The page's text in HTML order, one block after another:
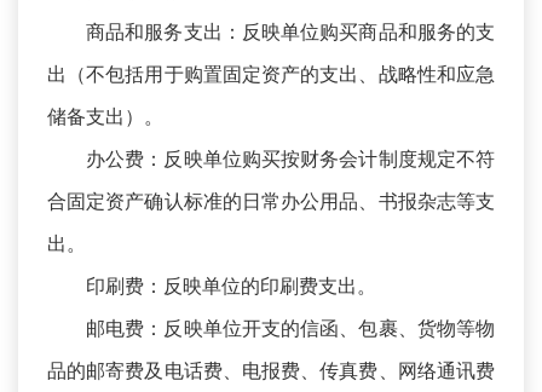
商品和服务支出：反映单位购买商品和服务的支
出（不包括用于购置固定资产的支出、战略性和应急
储备支出）。
办公费：反映单位购买按财务会计制度规定不符
合固定资产确认标准的日常办公用品、书报杂志等支
出。
印刷费：反映单位的印刷费支出。
邮电费：反映单位开支的信函、包裹、货物等物
品的邮寄费及电话费、电报费、传真费、网络通讯费